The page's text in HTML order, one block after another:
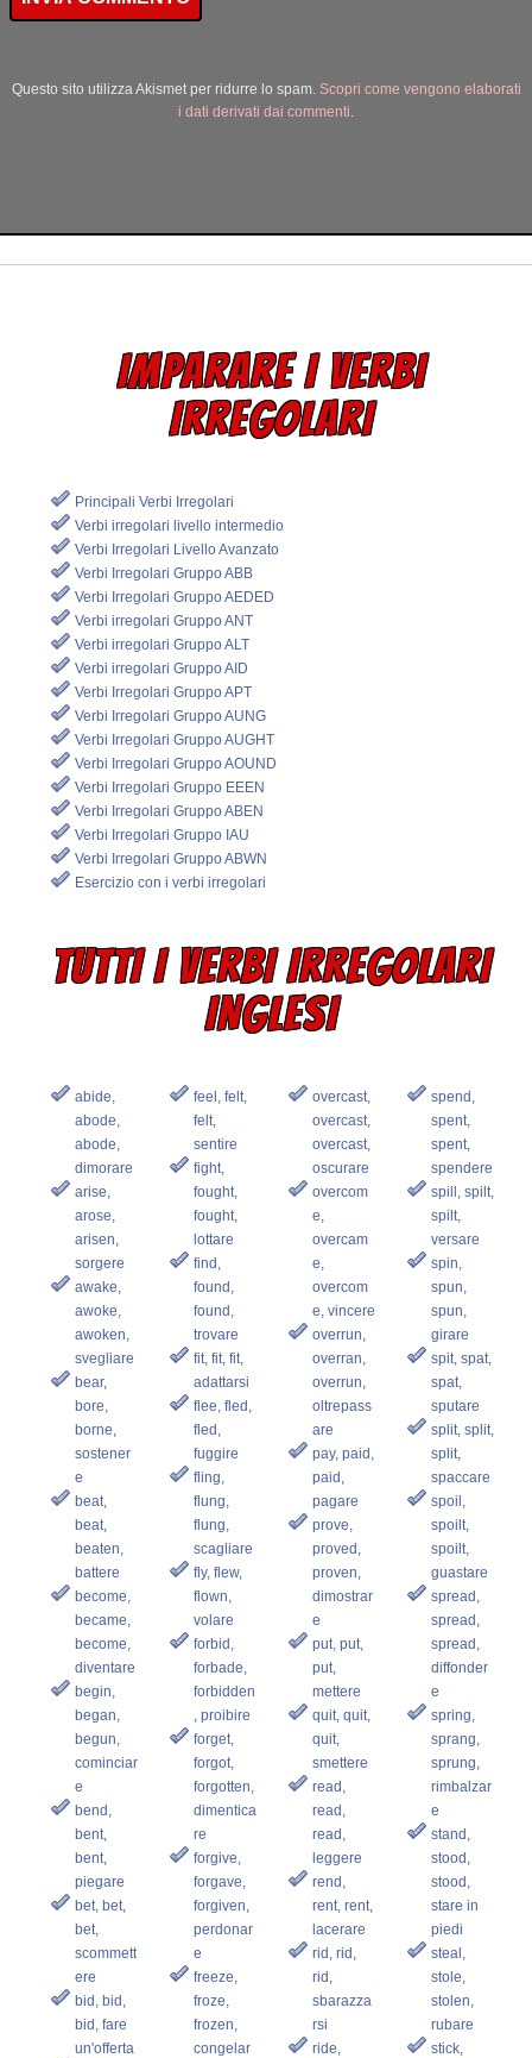
Questo sito utilizza Akismet per ridurre lo spam. Scopri come vengono elaborati
i dati derivati dai commenti
IMPARARE I VERBI
IRREGOLARI
Principali Verbi Irregolari
Verbi irregolari livello intermedio
Verbi Irregolari Livello Avanzato
Verbi Irregolari Gruppo ABB
Verbi Irregolari Gruppo AEDED
Verbi irregolari Gruppo ANT
Verbi irregolari Gruppo ALT
Verbi irregolari Gruppo AID
Verbi Irregolari Gruppo APT
Verbi Irregolari Gruppo AUNG
Verbi Irregolari Gruppo AUGHT
Verbi Irregolari Gruppo AOUND
Verbi Irregolari Gruppo EEEN
Verbi Irregolari Gruppo ABEN
Verbi Irregolari Gruppo IAU
Verbi Irregolari Gruppo ABWN
Esercizio con i verbi irregolari
TUTTI I VERBI IRREGOLARI
INGLESI
abide,
abode,
abode,
dimorare
arise,
arose,
arisen,
sorgere
awake,
awoke,
awoken,
svegliare
bear,
bore,
borne,
sostener
e
beat,
beat,
beaten,
battere
become,
became,
become,
diventare
begin,
began,
begun,
cominciar
e
bend,
bent,
bent,
piegare
bet, bet,
bet,
scommett
ere
bid, bid,
bid, fare
un'offerta
feel, felt,
felt,
sentire
fight,
fought,
fought,
lottare
find,
found,
found,
trovare
fit, fit, fit,
adattarsi
flee, fled,
fled,
fuggire
fling,
flung,
flung,
scagliare
fly, flew,
flown,
volare
forbid,
forbade,
forbidden
, proibire
forget,
forgot,
forgotten,
dimentica
re
forgive,
forgave,
forgiven,
perdonar
e
freeze,
froze,
frozen,
congelar
overcast,
overcast,
overcast,
oscurare
overcom
e,
overcam
e,
overcom
e, vincere
overrun,
overran,
overrun,
oltrepass
are
pay, paid,
paid,
pagare
prove,
proved,
proven,
dimostrar
e
put, put,
put,
mettere
quit, quit,
quit,
smettere
read,
read,
read,
leggere
rend,
rent, rent,
lacerare
rid, rid,
rid,
sbarazza
rsi
ride,
spend,
spent,
spent,
spendere
spill, spilt,
spilt,
versare
spin,
spun,
spun,
girare
spit, spat,
spat,
sputare
split, split,
split,
spaccare
spoil,
spoilt,
spoilt,
guastare
spread,
spread,
spread,
diffonder
e
spring,
sprang,
sprung,
rimbalzar
e
stand,
stood,
stood,
stare in
piedi
steal,
stole,
stolen,
rubare
stick,